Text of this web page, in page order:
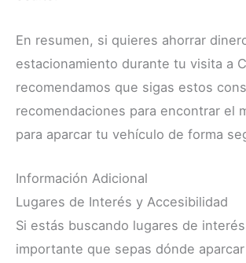
En resumen, si quieres ahorrar
estacionamiento durante tu visita a
recomendamos que sigas estos
recomendaciones para encontrar el
para aparcar tu vehículo de forma
Información Adicional
Lugares de Interés y Accesibilidad
Si estás buscando lugares de
importante que sepas dónde